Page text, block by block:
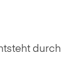
durch